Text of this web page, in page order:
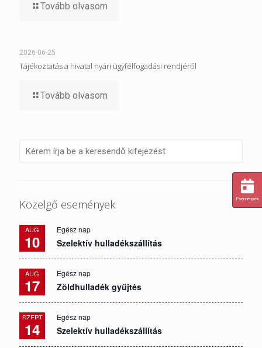
Tovább olvasom
2026-06-25
Tájékoztatás a hivatal nyári ügyfélfogadási rendjéről
Tovább olvasom
Közelgő események
AUG
10
Egész nap
Szelektív hulladékszállítás
AUG
17
Egész nap
Zöldhulladék gyűjtés
SZEPT
14
Egész nap
Szelektív hulladékszállítás
Események